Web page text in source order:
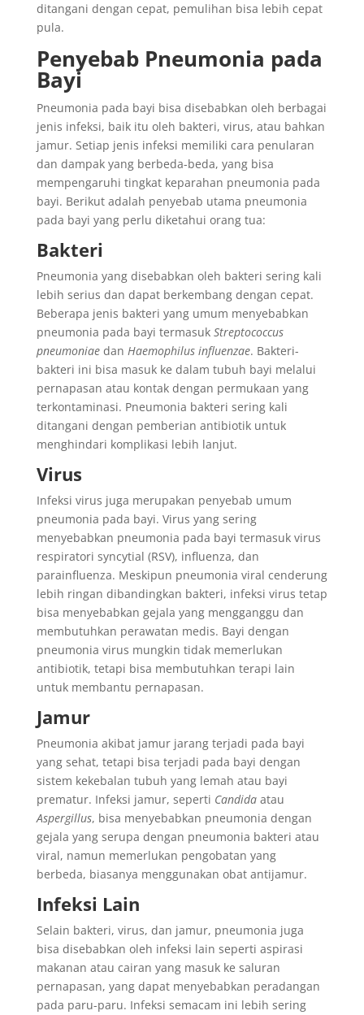
ditangani dengan cepat, pemulihan bisa lebih cepat
pula.
Penyebab Pneumonia pada
Bayi
Pneumonia pada bayi bisa disebabkan oleh berbagai
jenis infeksi, baik itu oleh bakteri, virus, atau bahkan
jamur. Setiap jenis infeksi memiliki cara penularan
dan dampak yang berbeda-beda, yang bisa
mempengaruhi tingkat keparahan pneumonia pada
bayi. Berikut adalah penyebab utama pneumonia
pada bayi yang perlu diketahui orang tua:
Bakteri
Pneumonia yang disebabkan oleh bakteri sering kali
lebih serius dan dapat berkembang dengan cepat.
Beberapa jenis bakteri yang umum menyebabkan
pneumonia pada bayi termasuk Streptococcus
pneumoniaedan Haemophilus influenzae. Bakteri-
bakteri ini bisa masuk ke dalam tubuh bayi melalui
pernapasan atau kontak dengan permukaan yang
terkontaminasi. Pneumonia bakteri sering kali
ditangani dengan pemberian antibiotik untuk
menghindari komplikasi lebih lanjut.
Virus
Infeksi virus juga merupakan penyebab umum
pneumonia pada bayi. Virus yang sering
menyebabkan pneumonia pada bayi termasuk virus
respiratori syncytial (RSV), influenza, dan
parainfluenza. Meskipun pneumonia viral cenderung
lebih ringan dibandingkan bakteri, infeksi virus tetap
bisa menyebabkan gejala yang mengganggu dan
membutuhkan perawatan medis. Bayi dengan
pneumonia virus mungkin tidak memerlukan
antibiotik, tetapi bisa membutuhkan terapi lain
untuk membantu pernapasan.
Jamur
Pneumonia akibat jamur jarang terjadi pada bayi
yang sehat, tetapi bisa terjadi pada bayi dengan
sistem kekebalan tubuh yang lemah atau bayi
prematur. Infeksi jamur, seperti Candidaatau
Aspergillus, bisa menyebabkan pneumonia dengan
gejala yang serupa dengan pneumonia bakteri atau
viral, namun memerlukan pengobatan yang
berbeda, biasanya menggunakan obat antijamur.
Infeksi Lain
Selain bakteri, virus, dan jamur, pneumonia juga
bisa disebabkan oleh infeksi lain seperti aspirasi
makanan atau cairan yang masuk ke saluran
pernapasan, yang dapat menyebabkan peradangan
pada paru-paru. Infeksi semacam ini lebih sering